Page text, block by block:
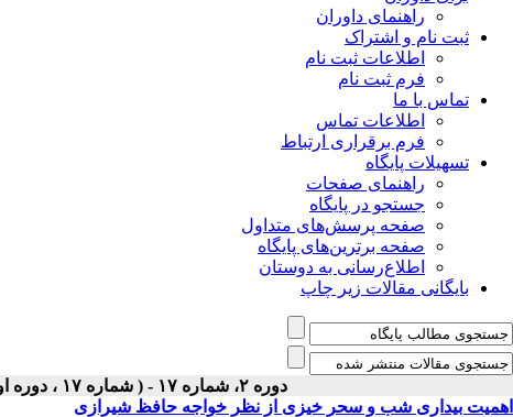
راهنمای داوران
ثبت نام و اشتراک
اطلاعات ثبت نام
فرم ثبت نام
تماس با ما
اطلاعات تماس
فرم برقراری ارتباط
تسهیلات پایگاه
راهنمای صفحات
جستجو در پایگاه
صفحه پرسش‌های متداول
صفحه برترین‌های پایگاه
اطلاع‌رسانی به دوستان
بایگانی مقالات زیر چاپ
دوره ۲، شماره ۱۷ - ( شماره ۱۷ ، دوره اول ، سال دوم ، بهار ۱۳۹۸ ۱۳۹۸ )
اهمیت بیداری شب و سحر خیزی از نظر خواجه حافظ شیرازی